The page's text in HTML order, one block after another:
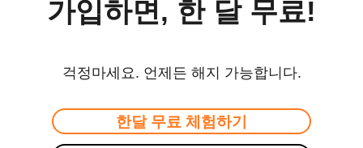
가입하면, 한 달 무료!
걱정마세요. 언제든 해지 가능합니다.
한달 무료 체험하기